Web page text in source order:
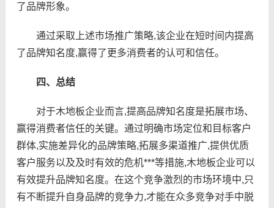
了品牌形象。
通过采取上述市场推广策略,该企业在短时间内提高
了品牌知名度,赢得了更多消费者的认可和信任。
四、总结
对于木地板企业而言,提高品牌知名度是拓展市场、
赢得消费者信任的关键。通过明确市场定位和目标客户
群体,实施差异化的品牌策略,拓展多渠道推广,提供优质
客户服务以及及时有效的危机***等措施,木地板企业可以
有效提升品牌知名度。在这个竞争激烈的市场环境中,只
有不断提升自身品牌的竞争力,才能在众多竞争对手中脱